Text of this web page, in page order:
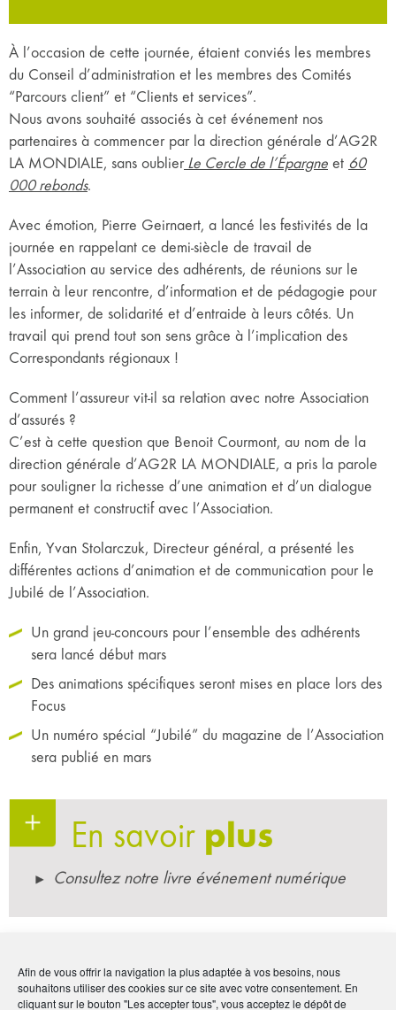
Afin de vous offrir la navigation la plus adaptée à vos besoins, nous
souhaitons utiliser des cookies sur ce site avec votre consentement. En
cliquant sur le bouton "Les accepter tous", vous acceptez le dépôt de
À l’occasion de cette journée, étaient conviés les membres
du Conseil d’administration et les membres des Comités
“Parcours client” et “Clients et services”.
Nous avons souhaité associés à cet événement nos
partenaires à commencer par la direction générale d’AG2R
LA MONDIALE, sans oublier Le Cercle de l’Épargne et 60
000 rebonds.
Avec émotion, Pierre Geirnaert, a lancé les festivités de la
journée en rappelant ce demi-siècle de travail de
l’Association au service des adhérents, de réunions sur le
terrain à leur rencontre, d’information et de pédagogie pour
les informer, de solidarité et d’entraide à leurs côtés. Un
travail qui prend tout son sens grâce à l’implication des
Correspondants régionaux !
Comment l’assureur vit-il sa relation avec notre Association
d’assurés ?
C’est à cette question que Benoit Courmont, au nom de la
direction générale d’AG2R LA MONDIALE, a pris la parole
pour souligner la richesse d’une animation et d’un dialogue
permanent et constructif avec l’Association.
Enfin, Yvan Stolarczuk, Directeur général, a présenté les
différentes actions d’animation et de communication pour le
Jubilé de l’Association.
Un grand jeu-concours pour l’ensemble des adhérents
sera lancé début mars
Des animations spécifiques seront mises en place lors des
Focus
Un numéro spécial “Jubilé” du magazine de l’Association
sera publié en mars
En savoir plus
Consultez notre livre événement numérique
Publié le :6 décembre 2024